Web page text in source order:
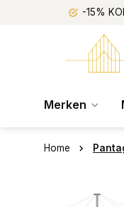
-15%
Merken
Home